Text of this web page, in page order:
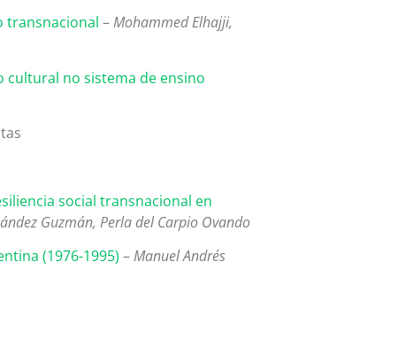
transnacional –Mohammed Elhajji,
cultural no sistema de ensino
social transnacional en
Guzmán, Perla del Carpio Ovando
(1976-1995) –Manuel Andrés